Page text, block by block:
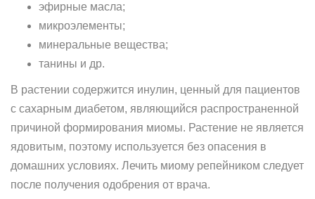
эфирные масла;
микроэлементы;
минеральные вещества;
танины и др.
В растении содержится инулин, ценный для пациентов
с сахарным диабетом, являющийся распространенной
причиной формирования миомы. Растение не является
ядовитым, поэтому используется без опасения в
домашних условиях. Лечить миому репейником следует
после получения одобрения от врача.